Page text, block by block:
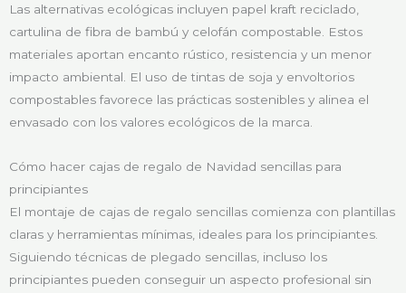
Las alternativas ecológicas incluyen papel kraft reciclado,
cartulina de fibra de bambú y celofán compostable. Estos
materiales aportan encanto rústico, resistencia y un menor
impacto ambiental. El uso de tintas de soja y envoltorios
compostables favorece las prácticas sostenibles y alinea el
envasado con los valores ecológicos de la marca.
Cómo hacer cajas de regalo de Navidad sencillas para
principiantes
El montaje de cajas de regalo sencillas comienza con plantillas
claras y herramientas mínimas, ideales para los principiantes.
Siguiendo técnicas de plegado sencillas, incluso los
principiantes pueden conseguir un aspecto profesional sin